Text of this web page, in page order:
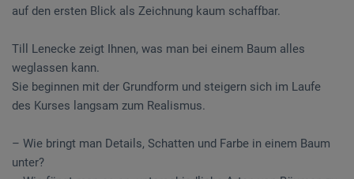
auf den ersten Blick als Zeichnung kaum schaffbar.
Till Lenecke zeigt Ihnen, was man bei einem Baum alles
weglassen kann.
Sie beginnen mit der Grundform und steigern sich im Laufe
des Kurses langsam zum Realismus.
– Wie bringt man Details, Schatten und Farbe in einem Baum
unter?